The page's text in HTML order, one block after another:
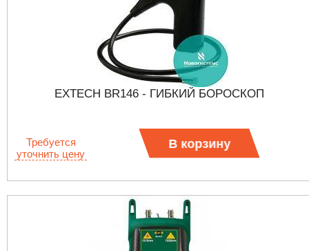
EXTECH BR146 - ГИБКИЙ БОРОСКОП
Требуется
уточнить цену
В корзину